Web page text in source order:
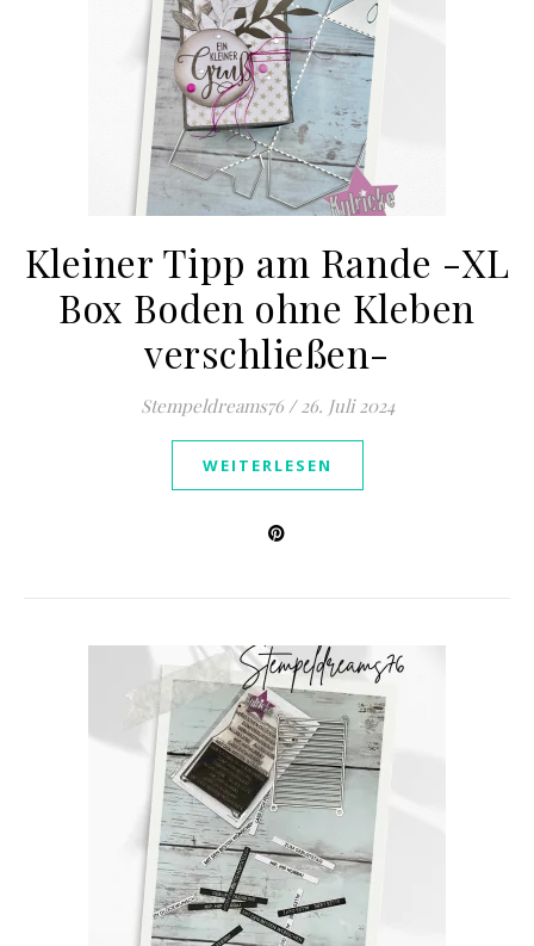
Kleiner Tipp am Rande -XL
Box Boden ohne Kleben
verschließen-
Stempeldreams76 / 26. Juli 2024
WEITERLESEN